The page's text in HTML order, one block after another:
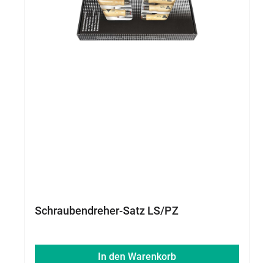
Schraubendreher-Satz LS/PZ
In den Warenkorb